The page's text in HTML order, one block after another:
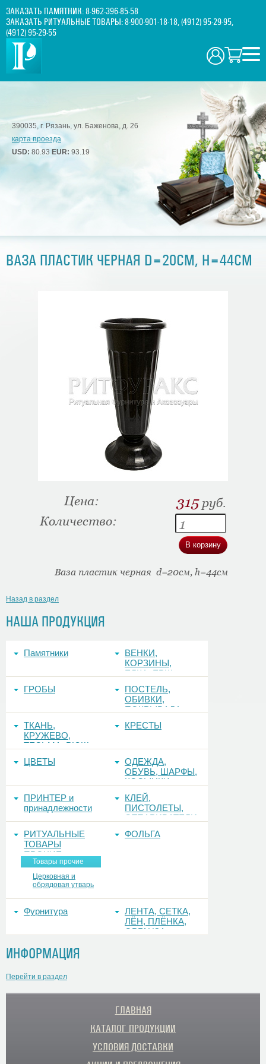
ЗАКАЗАТЬ ПАМЯТНИК:8-962-396-85-58
ЗАКАЗАТЬ РИТУАЛЬНЫЕ ТОВАРЫ:8-900-901-18-18,(4912) 95-29-95,
(4912) 95-29-55
390035, г. Рязань, ул. Баженова, д. 26
карта проезда
USD: 80.93 EUR: 93.19
НАША ПРОДУКЦИЯ
Памятники
ВЕНКИ,
КОРЗИНЫ,
ЕЛКА, ЕРШ,
ГРОБЫ
ПОСТЕЛЬ,
ОБИВКИ,
ПОКРЫВАЛА
ТКАНЬ,
КРУЖЕВО,
ТЕСЬМА, РЮШ
КРЕСТЫ
ЦВЕТЫ
ОДЕЖДА,
ОБУВЬ, ШАРФЫ,
КОСЫНКИ
ПРИНТЕР и
принадлежности
КЛЕЙ,
ПИСТОЛЕТЫ,
ОТПАРИВАТЕЛИ
РИТУАЛЬНЫЕ
ТОВАРЫ
ПРОЧИЕ
Товары прочие
Церковная и
обрядовая утварь
ФОЛЬГА
Фурнитура
ЛЕНТА, СЕТКА,
ЛЁН, ПЛЁНКА,
ОРГАНЗА
ИНФОРМАЦИЯ
Перейти в раздел
ВАЗА ПЛАСТИК ЧЕРНАЯ D=20СМ, H=44СМ
Цена: 315руб.
Количество:
Ваза пластик черная d=20см, h=44см
Назад в раздел
ГЛАВНАЯ
КАТАЛОГ ПРОДУКЦИИ
УСЛОВИЯ ДОСТАВКИ